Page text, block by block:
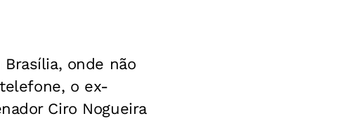
onde não
o ex-
Ciro Nogueira